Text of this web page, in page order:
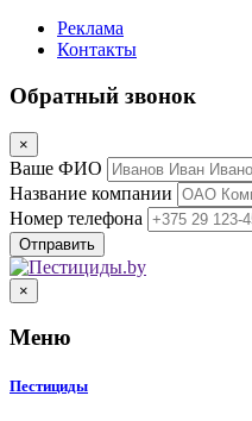
Реклама
Контакты
Обратный звонок
×
Ваше ФИО
Название компании
Номер телефона
×
Меню
Пестициды